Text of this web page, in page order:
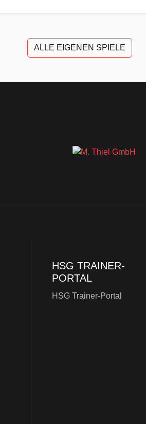
ALLE EIGENEN SPIELE
HSG TRAINER-
PORTAL
HSG Trainer-Portal